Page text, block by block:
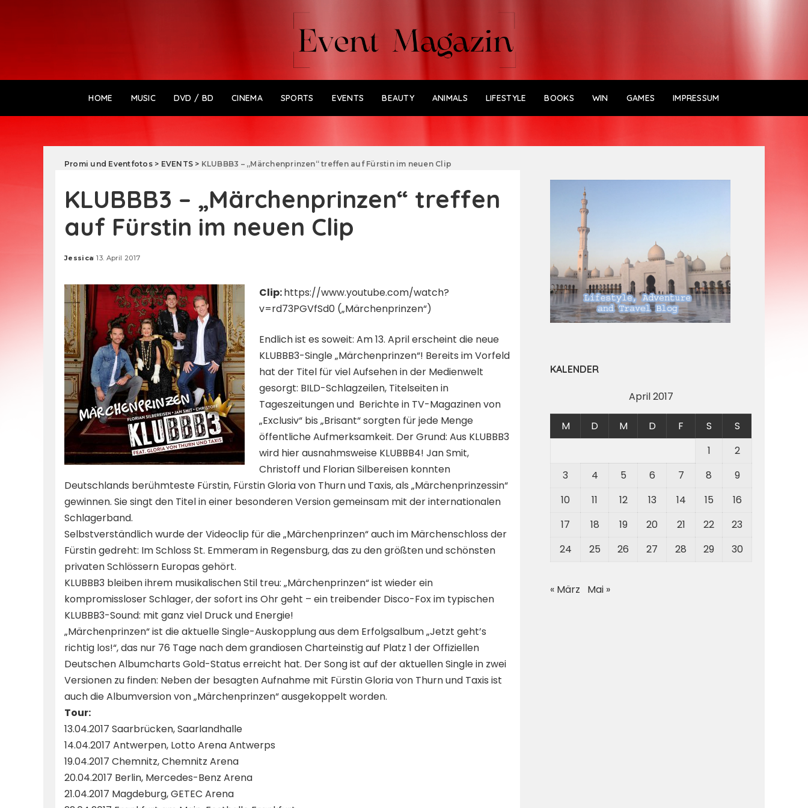
HOME MUSIC DVD / BD CINEMA SPORTS EVENTS BEAUTY ANIMALS LIFESTYLE BOOKS WIN GAMES IMPRESSUM
Promi und Eventfotos> EVENTS > KLUBBB3 – „Märchenprinzen“ treffen auf Fürstin im neuen Clip
KLUBBB3 – „Märchenprinzen“ treffen
auf Fürstin im neuen Clip
Posted
Jessica 13. April 2017
Clip:https://www.youtube.com/watch?
v=rd73PGVfSd0 („Märchenprinzen“)
Endlich ist es soweit: Am 13. April erscheint die neue
KLUBBB3-Single „Märchenprinzen“! Bereits im Vorfeld
hat der Titel für viel Aufsehen in der Medienwelt
gesorgt: BILD-Schlagzeilen, Titelseiten in
Tageszeitungen und Berichte in TV-Magazinen von
„Exclusiv“ bis „Brisant“ sorgten für jede Menge
öffentliche Aufmerksamkeit. Der Grund: Aus KLUBBB3
wird hier ausnahmsweise KLUBBB4! Jan Smit,
Christoff und Florian Silbereisen konnten
Deutschlands berühmteste Fürstin, Fürstin Gloria von Thurn und Taxis, als „Märchenprinzessin“
gewinnen. Sie singt den Titel in einer besonderen Version gemeinsam mit der internationalen
Schlagerband.
Selbstverständlich wurde der Videoclip für die „Märchenprinzen“ auch im Märchenschloss der
Fürstin gedreht: Im Schloss St. Emmeram in Regensburg, das zu den größten und schönsten
privaten Schlössern Europas gehört.
KLUBBB3 bleiben ihrem musikalischen Stil treu: „Märchenprinzen“ ist wieder ein
kompromissloser Schlager, der sofort ins Ohr geht – ein treibender Disco-Fox im typischen
KLUBBB3-Sound: mit ganz viel Druck und Energie!
„Märchenprinzen“ ist die aktuelle Single-Auskopplung aus dem Erfolgsalbum „Jetzt geht’s
richtig los!“, das nur 76 Tage nach dem grandiosen Charteinstig auf Platz 1 der Offiziellen
Deutschen Albumcharts Gold-Status erreicht hat. Der Song ist auf der aktuellen Single in zwei
Versionen zu finden: Neben der besagten Aufnahme mit Fürstin Gloria von Thurn und Taxis ist
auch die Albumversion von „Märchenprinzen“ ausgekoppelt worden.
Tour:
13.04.2017 Saarbrücken, Saarlandhalle
14.04.2017 Antwerpen, Lotto Arena Antwerps
19.04.2017 Chemnitz, Chemnitz Arena
20.04.2017 Berlin, Mercedes-Benz Arena
21.04.2017 Magdeburg, GETEC Arena
KALENDER
April 2017
M D M D F S
S
1
2
3
4 5 6 7 8
9
10
11 12 13 14 15
16
17
18 19 20 21 22
23
24
25 26 27 28 29 30
« März Mai »